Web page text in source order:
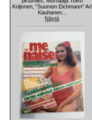
Koljonen, "Suomen Eichmann" Ari
Kauhanen...
Näytä